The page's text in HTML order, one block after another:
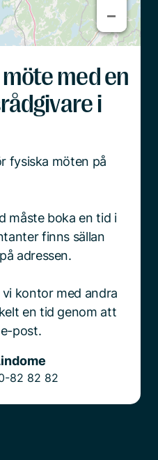
−
−
med en
i
fysiska möten på
måste boka en tid i
finns sällan
adressen.
vi kontor med andra
en tid genom att
post.
82 82 82